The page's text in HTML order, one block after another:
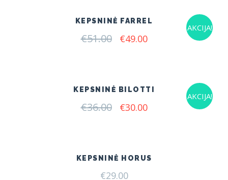
AKCIJA!
KEPSNINĖ FARREL
€51.00 Original
€49.00Current
AKCIJA!
KEPSNINĖ BILOTTI
€36.00 Original
€30.00Current
KEPSNINĖ HORUS
€29.00